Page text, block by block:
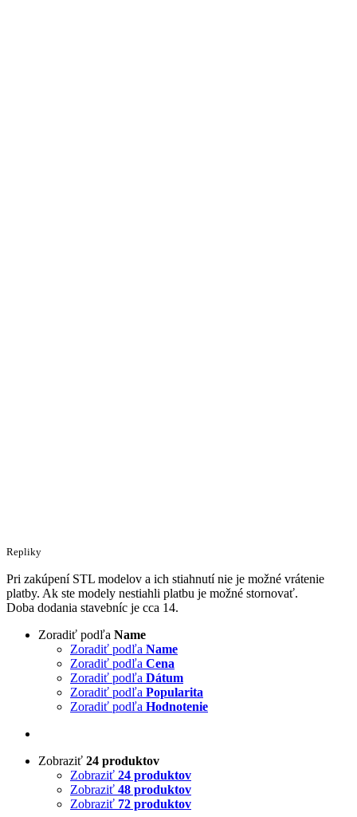
Repliky
Pri zakúpení STL modelov a ich stiahnutí nie je možné vrátenie
platby. Ak ste modely nestiahli platbu je možné stornovať.
Doba dodania stavebníc je cca 14.
Zoradiť podľa Name
Zoradiť podľa Name
Zoradiť podľa Cena
Zoradiť podľa Dátum
Zoradiť podľa Popularita
Zoradiť podľa Hodnotenie
Zobraziť 24 produktov
Zobraziť 24 produktov
Zobraziť 48 produktov
Zobraziť 72 produktov